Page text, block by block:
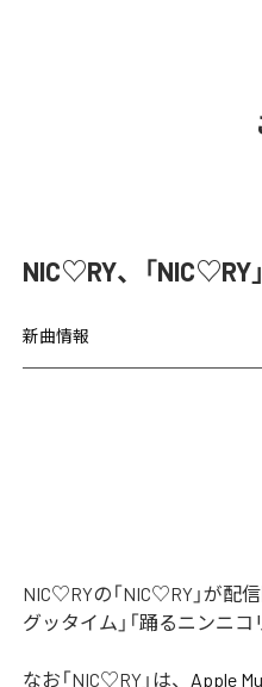
NIC♡RY、「NIC♡RY
新曲情報
NIC♡RYの「NIC♡RY」が配
グッタイム」「踊るニンニ
なお「NIC♡RY 」は、 Apple